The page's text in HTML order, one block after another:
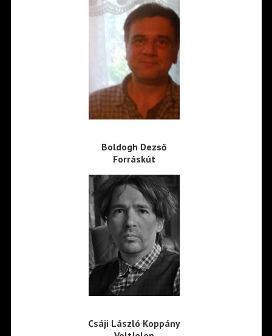
Boldogh Dezső
Forráskút
Csáji László Koppány